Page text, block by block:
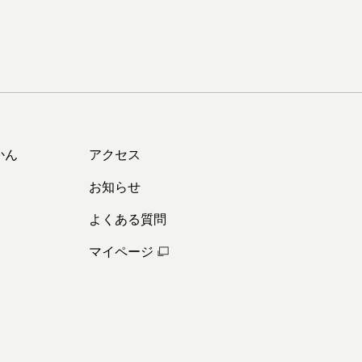
ん
アクセス
お知らせ
よくある質問
マイページ